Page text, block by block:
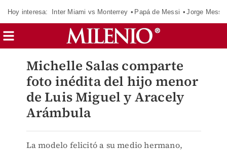
Hoy interesa: Inter Miami vs Monterrey Papá de Messi Jorge Messi
Michelle Salas comparte
foto inédita del hijo menor
de Luis Miguel y Aracely
Arámbula
La modelo felicitó a su medio hermano,